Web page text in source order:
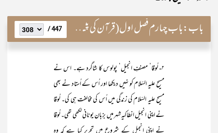
باب:باب چہارم فصل اول(قرآن کی پیشین گوئیاں) 447 /
۲- لُوقا‘ مصنفِ انجیل‘ پولوس کا شاگرد ہے۔ اس نے
مسیح علیہ السّلام کو نہیں دیکھا اور اُس کے اُستاد نے بھی
مسیح علیہ السّلام کی زندگی میں اُس کی مخالفت ہی کی۔ لُوقا
نے اپنی انجیل انطاکیہ شہر میں بزبان یونانی لکھی تھی۔ لُوقا